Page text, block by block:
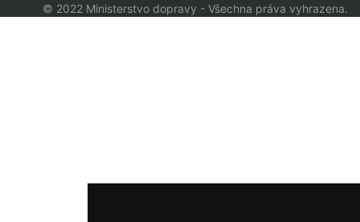
© 2022 Ministerstvo dopravy - Všechna práva vyhrazena.